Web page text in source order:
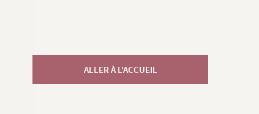
ALLER À L'ACCUEIL